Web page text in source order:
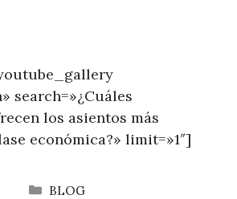
search=»¿Cuáles
los asientos más
económica?» limit=»1″]
CATEGORÍAS
BLOG